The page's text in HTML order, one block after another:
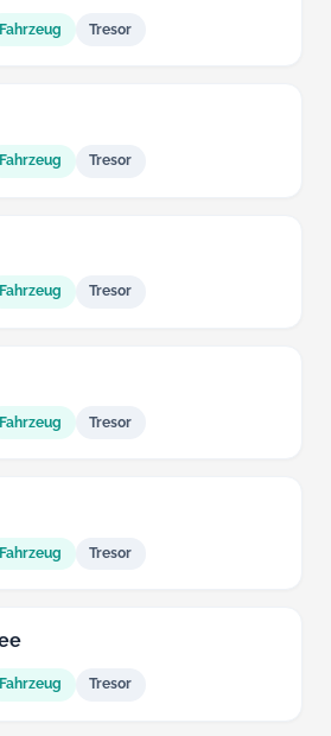
Fahrzeug Tresor
Fahrzeug Tresor
Fahrzeug Tresor
Fahrzeug Tresor
Fahrzeug Tresor
Fahrzeug Tresor